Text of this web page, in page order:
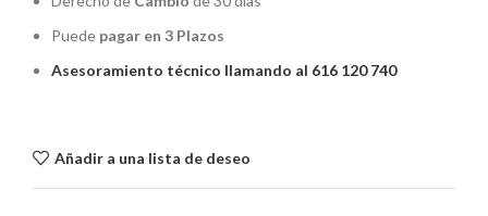
Puede pagar en 3 Plazos
Asesoramiento técnico llamando al 616 120 740
Añadir a una lista de deseo